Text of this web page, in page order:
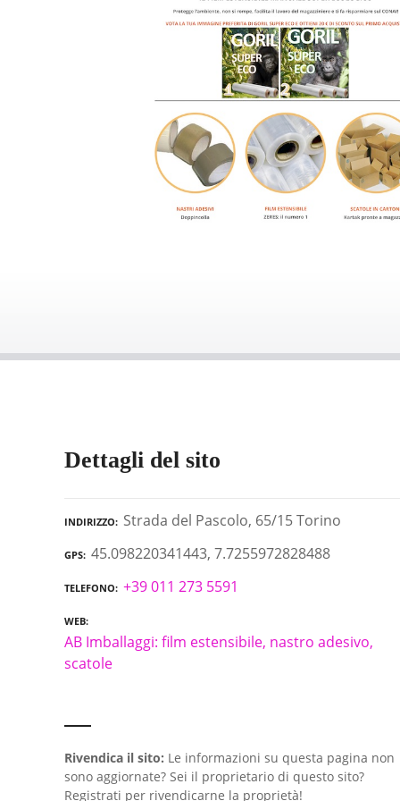
Dettagli del sito
INDIRIZZO Strada del Pascolo, 65/15 Torino
GPS 45.098220341443, 7.7255972828488
TELEFONO +39 011 273 5591
WEB
AB Imballaggi: film estensibile, nastro adesivo,
scatole
Rivendica il sito: Le informazioni su questa pagina non
sono aggiornate? Sei il proprietario di questo sito?
Registrati per rivendicarne la proprietà!